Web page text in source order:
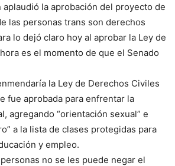
la aprobación del proyecto de
las personas trans son derechos
lo dejó claro hoy al aprobar la Ley de
es el momento de que el Senado
la Ley de Derechos Civiles
fue aprobada para enfrentar la
agregando “orientación sexual” e
a la lista de clases protegidas para
y empleo.
no se les puede negar el